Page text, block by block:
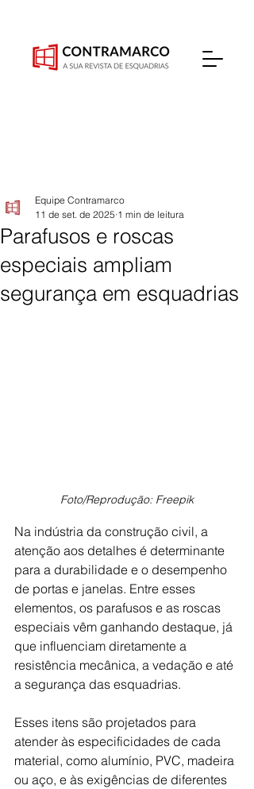
Parafusos e roscas
especiais ampliam
segurança em esquadrias
Equipe Contramarco
11 de set. de 2025 1 min de leitura
Foto/Reprodução: Freepik
Na indústria da construção civil, a
atenção aos detalhes é determinante
para a durabilidade e o desempenho
de portas e janelas. Entre esses
elementos, os parafusos e as roscas
especiais vêm ganhando destaque, já
que influenciam diretamente a
resistência mecânica, a vedação e até
a segurança das esquadrias.
Esses itens são projetados para
atender às especificidades de cada
material, como alumínio, PVC, madeira
ou aço, e às exigências de diferentes